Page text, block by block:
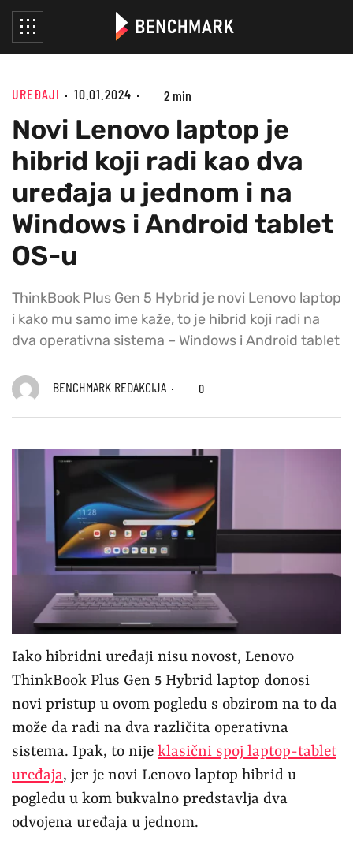
UREĐAJI 10.01.2024 2 min
Novi Lenovo laptop je
hibrid koji radi kao dva
uređaja u jednom i na
Windows i Android tablet
OS-u
ThinkBook Plus Gen 5 Hybrid je novi Lenovo laptop
i kako mu samo ime kaže, to je hibrid koji radi na
dva operativna sistema – Windows i Android tablet
BENCHMARK REDAKCIJA 0
Iako hibridni uređaji nisu novost, Lenovo
ThinkBook Plus Gen 5 Hybrid laptop donosi
novi pristup u ovom pogledu s obzirom na to da
može da radi na dva različita operativna
sistema. Ipak, to nije klasični spoj laptop-tablet
uređaja, jer je novi Lenovo laptop hibrid u
pogledu u kom bukvalno predstavlja dva
odvojena uređaja u jednom.